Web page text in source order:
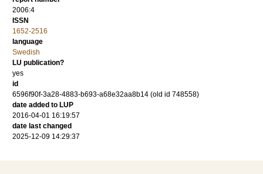
2006:4
ISSN
1652-2516
language
Swedish
LU publication?
yes
id
6596f90f-3a28-4883-b693-a68e32aa8b14 (old id 748558)
date added to LUP
2016-04-01 16:19:57
date last changed
2025-12-09 14:29:37